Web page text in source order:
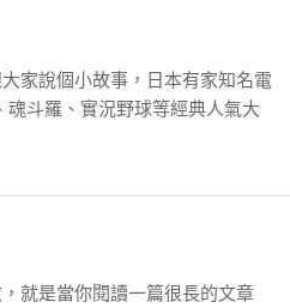
家說個小故事，日本有家知名電
斗羅、實況野球等經典人氣大
就是當你閱讀一篇很長的文章